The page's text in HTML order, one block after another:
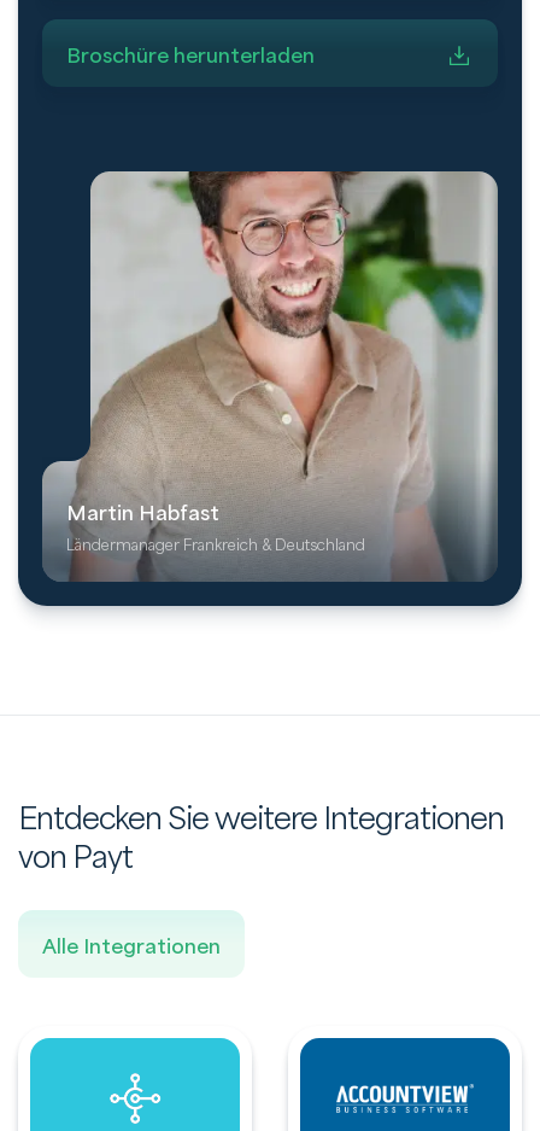
Broschüre herunterladen
Martin Habfast
Ländermanager Frankreich & Deutschland
Entdecken Sie weitere Integrationen
von Payt
Alle Integrationen